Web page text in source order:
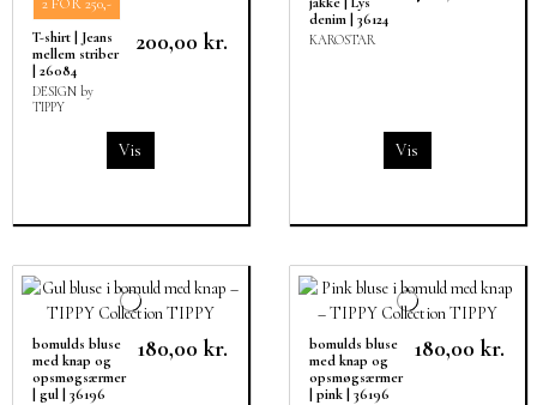
2 FOR 250,-
T-shirt | Jeans
mellem striber
| 26084
DESIGN by
TIPPY
200,00 kr.
Vis
denim | 36124
KAROSTAR
Vis
bomulds bluse
med knap og
opsmøgsærmer
| gul | 36196
180,00 kr.
bomulds bluse
med knap og
opsmøgsærmer
| pink | 36196
180,00 kr.